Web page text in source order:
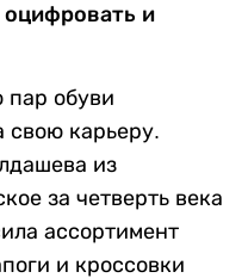
оцифровать и
пар обуви
свою карьеру.
из
за четверть века
ассортимент
и кроссовки